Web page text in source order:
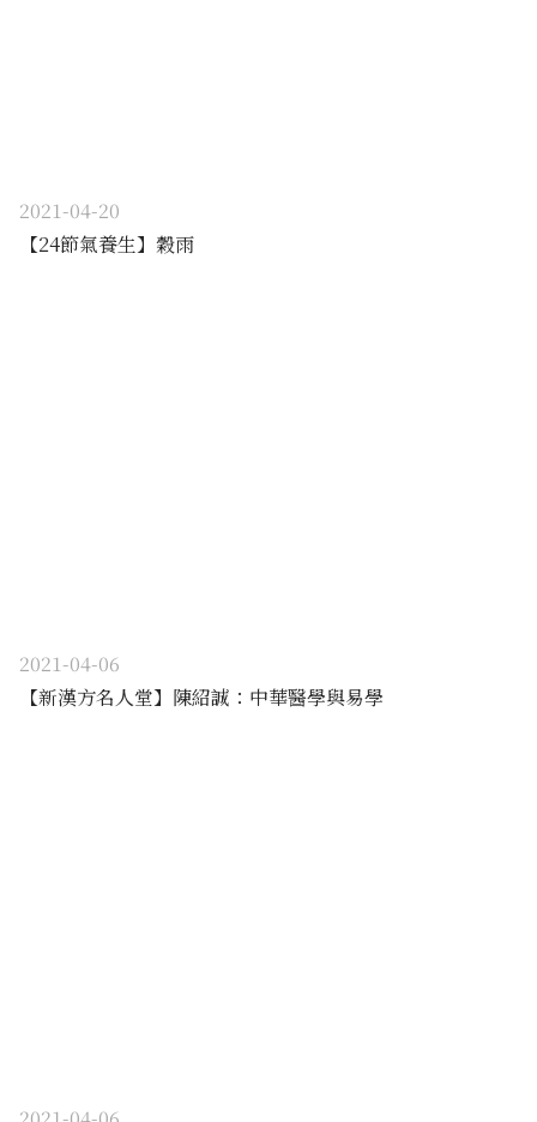
2021-04-20
【24節氣養生】穀雨
2021-04-06
【新漢方名人堂】陳紹誠：中華醫學與易學